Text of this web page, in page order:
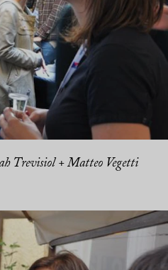
Trevisiol + Matteo Vegetti